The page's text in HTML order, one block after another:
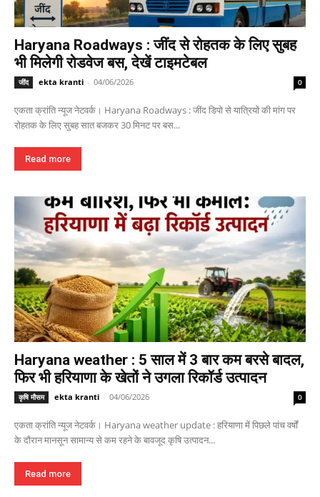
Haryana Roadways : जींद से रोहतक के लिए सुबह
भी मिलेगी रोडवेज बस, देखें टाइमटेबल
जींद ekta kranti - 04/06/2026 0
एकता क्रांति न्यूज नेटवर्क। Haryana Roadways : जींद डिपो से यात्रियों की मांग पर
रोहतक के लिए सुबह सात बजकर 30 मिनट पर बस...
Read more
Haryana weather : 5 साल में 3 बार कम बरसे बादल,
फिर भी हरियाणा के खेतों ने उगला रिकॉर्ड उत्पादन
कृषि मौसम ekta kranti - 04/06/2026 0
एकता क्रांति न्यूज नेटवर्क। Haryana weather update : हरियाणा में पिछले पांच वर्षों
के दौरान मानसून सामान्य से कम रहने के बावजूद कृषि उत्पादन...
Read more